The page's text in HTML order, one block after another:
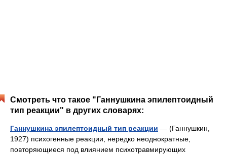
Смотреть что такое "Ганнушкина эпилептоидный
тип реакции" в других словарях:
Ганнушкина эпилептоидный тип реакции — (Ганнушкин,
1927) психогенные реакции, нередко неоднократные,
повторяющиеся под влиянием психотравмирующих